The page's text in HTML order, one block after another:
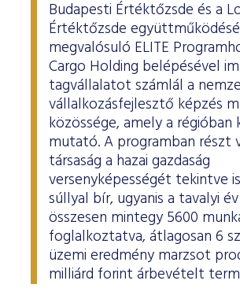
Budapesti Értéktőzsde és a
Értéktőzsde
megvalósuló ELITE
Cargo Holding belépésével
tagvállalatot számlál a
vállalkozásfejlesztő képzés
közössége, amely a régióban
mutató. A programban részt
társaság a hazai gazdaság
versenyképességét tekintve
súllyal bír, ugyanis a tavalyi
összesen mintegy 5600
foglalkoztatva, átlagosan 6
üzemi eredmény marzsot
milliárd forint árbevételt